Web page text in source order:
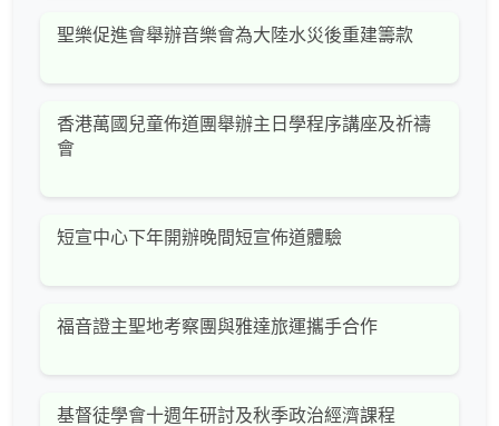
聖樂促進會舉辦音樂會為大陸水災後重建籌款
香港萬國兒童佈道團舉辦主日學程序講座及祈禱
會
短宣中心下年開辦晚間短宣佈道體驗
福音證主聖地考察團與雅達旅運攜手合作
基督徒學會十週年研討及秋季政治經濟課程